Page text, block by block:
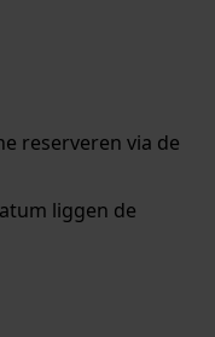
reserveren via de
liggen de